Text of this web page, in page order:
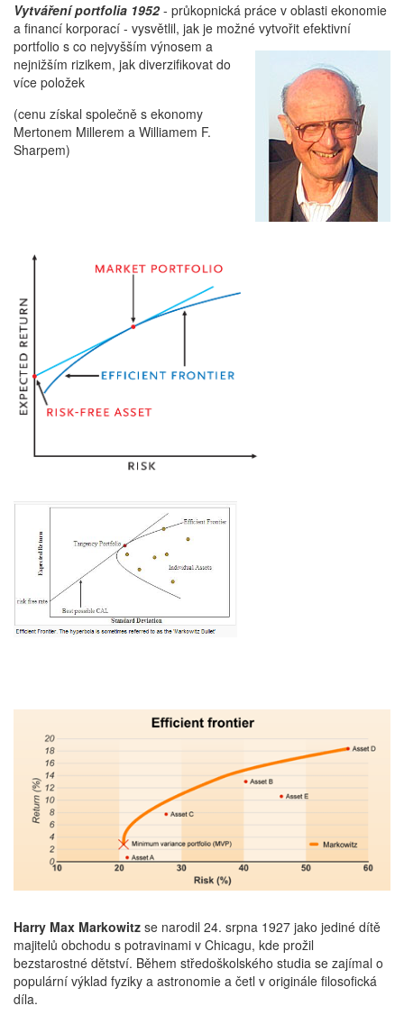
Vytváření portfolia 1952- průkopnická práce v oblasti ekonomie
a financí korporací - vysvětlil, jak je možné vytvořit efektivní
portfolio s co nejvyšším výnosem a
nejnižším rizikem, jak diverzifikovat do
více položek
(cenu získal společně s ekonomy
Mertonem Millerem a Williamem F.
Sharpem)
Harry Max Markowitz se narodil 24. srpna 1927 jako jediné dítě
majitelů obchodu s potravinami v Chicagu, kde prožil
bezstarostné dětství. Během středoškolského studia se zajímal o
populární výklad fyziky a astronomie a četl v originále filosofická
díla.